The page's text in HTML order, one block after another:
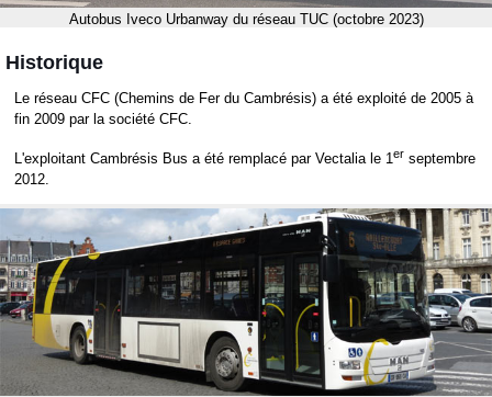
Autobus Iveco Urbanway du réseau TUC (octobre 2023)
Historique
Le réseau CFC (Chemins de Fer du Cambrésis) a été exploité de 2005 à
fin 2009 par la société CFC.
L'exploitant Cambrésis Bus a été remplacé par Vectalia le 1er septembre
2012.